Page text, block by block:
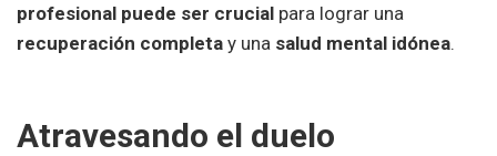
profesional puede ser crucial para lograr una
recuperación completa y una salud mental idónea.
Atravesando el duelo